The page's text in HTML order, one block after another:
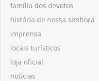
família dos devotos
história de nossa senhora
imprensa
locais turísticos
loja oficial
notícias